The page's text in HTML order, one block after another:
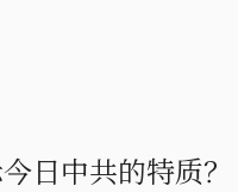
日中共的特质？